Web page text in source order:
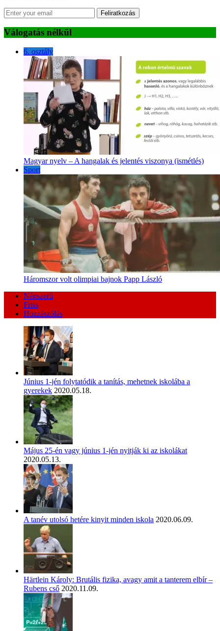
Feliratkozás
Válogatás nélkül
6. osztály
Magyar nyelv – A hangalak és jelentés viszonya (ismétlés)
Sport
Háromszor volt olimpiai bajnok Papp László
Népszerű
Friss
Hozzászólás
Június 1-jén folytatódik a tanítás, mehetnek iskolába a
gyerekek 2020.05.18.
Május 25-én vagy június 1-jén nyitják ki az iskolákat
2020.05.13.
A tanév utolsó hetére kinyit minden iskola 2020.06.09.
Härtlein Károly: Brutális fizika, avagy amit a tanterem elbír –
Rubens cső 2020.11.09.